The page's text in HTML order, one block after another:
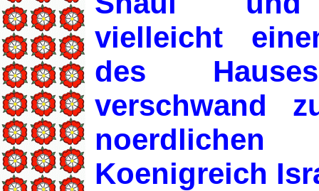
vielleicht
des
verschwand
noerdlichen
Koenigreich